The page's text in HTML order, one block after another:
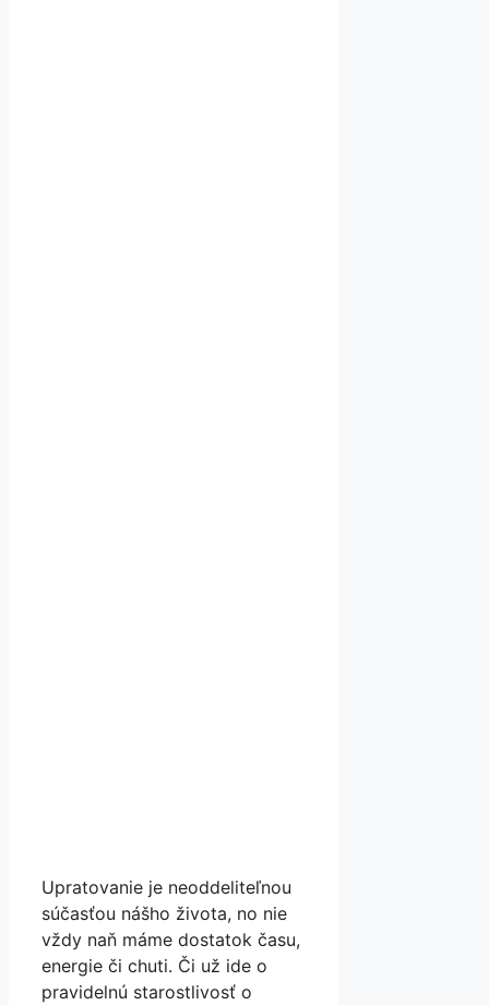
Upratovanie je neoddeliteľnou
súčasťou nášho života, no nie
vždy naň máme dostatok času,
energie či chuti. Či už ide o
pravidelnú starostlivosť o